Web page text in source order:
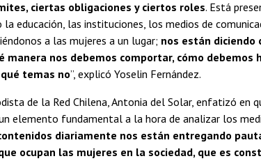
ciertas obligaciones y ciertos roles. Está
la educación, las instituciones, los medios de
a las mujeres a un lugar; nos están diciendo
manera nos debemos comportar, cómo debemos
temas no”, explicó Yoselin Fernández.
de la Red Chilena, Antonia del Solar, enfatizó en
elemento fundamental a la hora de analizar los
diariamente nos están entregando
ocupan las mujeres en la sociedad, que es